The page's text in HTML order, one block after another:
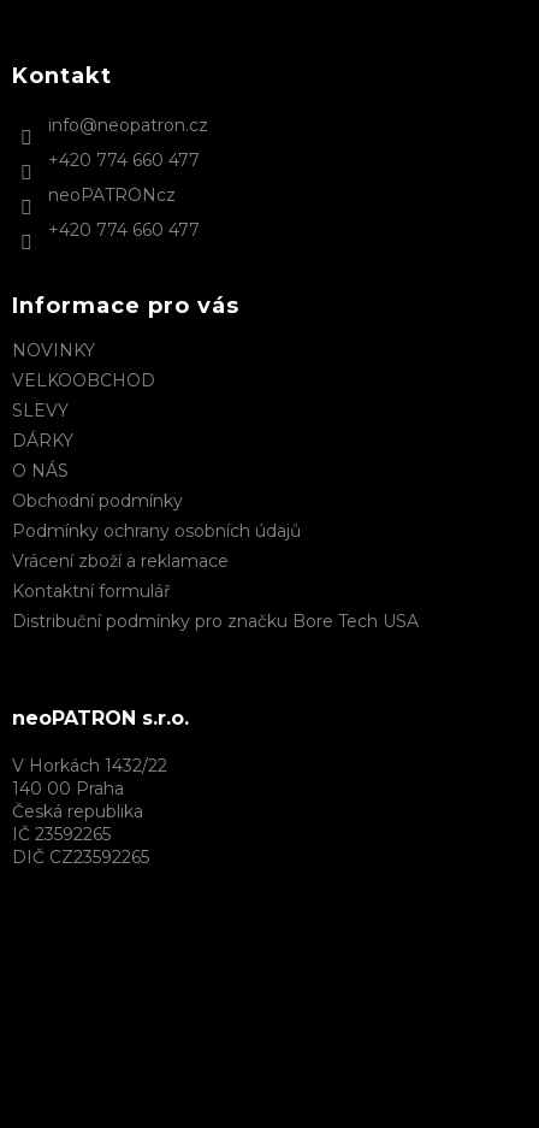
aKontakt
info@neopatron.cz
+420 774 660 477
neoPATRONcz
+420 774 660 477
Informace pro vás
NOVINKY
VELKOOBCHOD
SLEVY
DÁRKY
O NÁS
Obchodní podmínky
Podmínky ochrany osobních údajů
Vrácení zboží a reklamace
Kontaktní formulář
Distribuční podmínky pro značku Bore Tech USA
neoPATRON s.r.o.
V Horkách 1432/22
140 00 Praha
Česká republika
IČ 23592265
DIČ CZ23592265